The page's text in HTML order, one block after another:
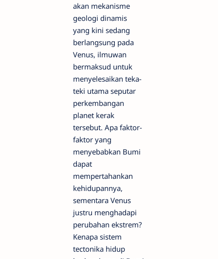
akan mekanisme
geologi dinamis
yang kini sedang
berlangsung pada
Venus, ilmuwan
bermaksud untuk
menyelesaikan teka-
teki utama seputar
perkembangan
planet kerak
tersebut. Apa faktor-
faktor yang
menyebabkan Bumi
dapat
mempertahankan
kehidupannya,
sementara Venus
justru menghadapi
perubahan ekstrem?
Kenapa sistem
tectonika hidup